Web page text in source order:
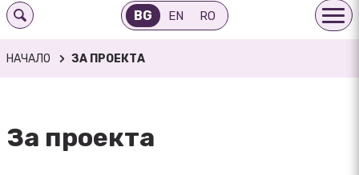
BG EN RO
НАЧАЛО ЗА ПРОЕКТА
За проекта